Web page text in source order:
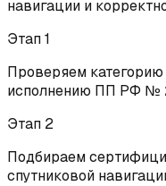
навигации и
Этап1
Проверяем категорию
исполнению ПП РФ №
Этап 2
Подбираем
спутниковой